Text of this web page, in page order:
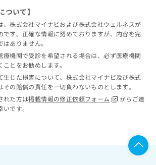
ついて】
、株式会社マイナビおよび株式会社ウェルネスが
です。正確な情報に努めておりますが、内容を完
ありません。
療機関で受診を希望される場合は、必ず医療機関
とをお勧めします。
生じた損害について、株式会社マイナビ及び株式
の賠償の責任を一切負わないものとします。
れた方は掲載情報の修正依頼フォーム
からご連
です。